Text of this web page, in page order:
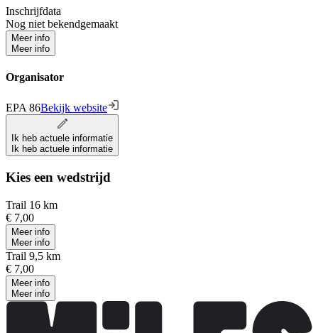
Inschrijfdata
Nog niet bekendgemaakt
Meer info
Meer info
Organisator
EPA 86Bekijk website
Ik heb actuele informatie
Ik heb actuele informatie
Kies een wedstrijd
Trail 16 km
€ 7,00
Meer info
Meer info
Trail 9,5 km
€ 7,00
Meer info
Meer info